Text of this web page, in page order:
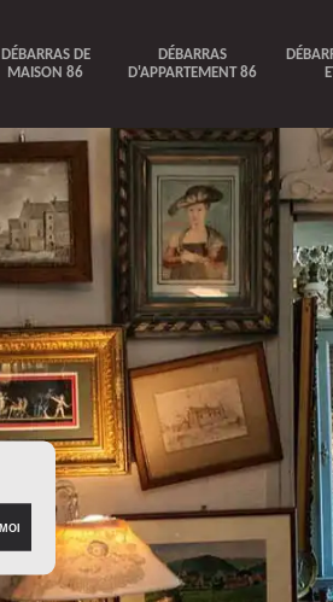
DÉBARRAS DE
MAISON 86
DÉBARRAS
D'APPARTEMENT 86